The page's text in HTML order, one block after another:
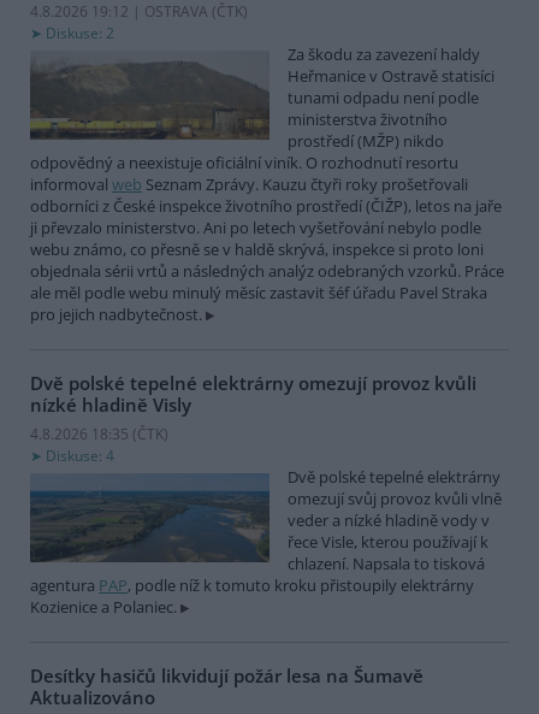
4.8.2026 19:12 | OSTRAVA (ČTK)
Diskuse: 2
Za škodu za zavezení haldy
Heřmanice v Ostravě statisíci
tunami odpadu není podle
ministerstva životního
prostředí (MŽP) nikdo
odpovědný a neexistuje oficiální viník. O rozhodnutí resortu
informoval web Seznam Zprávy. Kauzu čtyři roky prošetřovali
odborníci z České inspekce životního prostředí (ČIŽP), letos na jaře
ji převzalo ministerstvo. Ani po letech vyšetřování nebylo podle
webu známo, co přesně se v haldě skrývá, inspekce si proto loni
objednala sérii vrtů a následných analýz odebraných vzorků. Práce
ale měl podle webu minulý měsíc zastavit šéf úřadu Pavel Straka
pro jejich nadbytečnost.
Dvě polské tepelné elektrárny omezují provoz kvůli
nízké hladině Visly
4.8.2026 18:35 (ČTK)
Diskuse: 4
Dvě polské tepelné elektrárny
omezují svůj provoz kvůli vlně
veder a nízké hladině vody v
řece Visle, kterou používají k
chlazení. Napsala to tisková
agentura PAP, podle níž k tomuto kroku přistoupily elektrárny
Kozienice a Polaniec.
Desítky hasičů likvidují požár lesa na Šumavě
Aktualizováno